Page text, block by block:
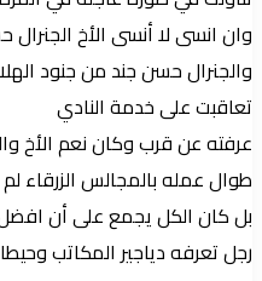
وان انسى لا أنسى الأخ
والجنرال حسن جند من جنود
تعاقبت على خدمة النادي
عرفته عن قرب وكان نعم الأخ
طوال عمله بالمجالس الزرقاء
بل كان الكل يجمع على أن
رجل تعرفه دياجير المكاتب